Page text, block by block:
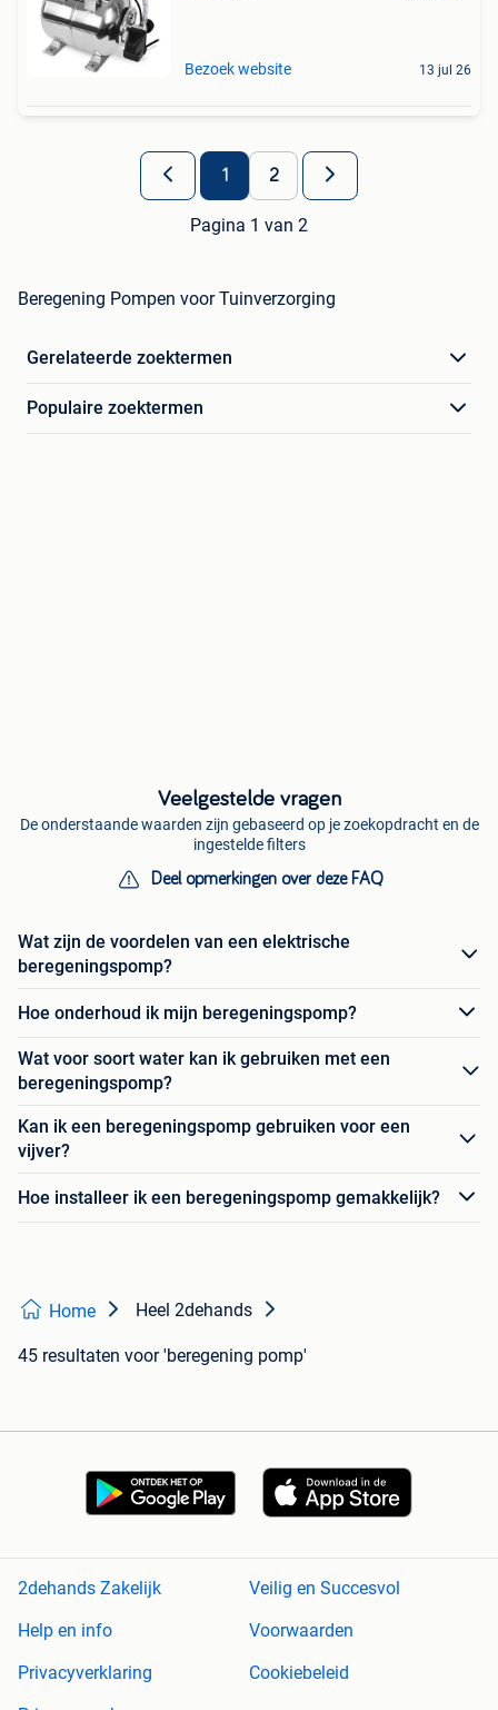
Bezoek website 13 jul 26
1 2
Pagina 1 van 2
Beregening Pompen voor Tuinverzorging
Gerelateerde zoektermen
Populaire zoektermen
Veelgestelde vragen
De onderstaande waarden zijn gebaseerd op je zoekopdracht en de
ingestelde filters
Deel opmerkingen over deze FAQ
Wat zijn de voordelen van een elektrische
beregeningspomp?
Hoe onderhoud ik mijn beregeningspomp?
Wat voor soort water kan ik gebruiken met een
beregeningspomp?
Kan ik een beregeningspomp gebruiken voor een
vijver?
Hoe installeer ik een beregeningspomp gemakkelijk?
Home Heel 2dehands
45 resultaten voor 'beregening pomp'
2dehands Zakelijk
Veilig en Succesvol
Help en info
Voorwaarden
Privacyverklaring
Cookiebeleid